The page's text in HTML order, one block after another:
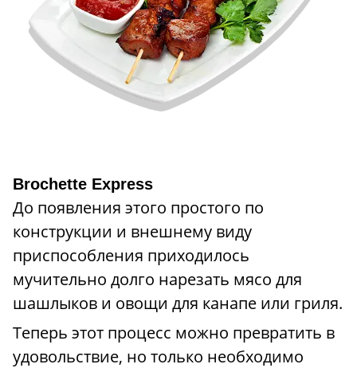
Brochette Express
До появления этого простого по
конструкции и внешнему виду
приспособления приходилось
мучительно долго нарезать мясо для
шашлыков и овощи для канапе или гриля.
Теперь этот процесс можно превратить в
удовольствие, но только необходимо